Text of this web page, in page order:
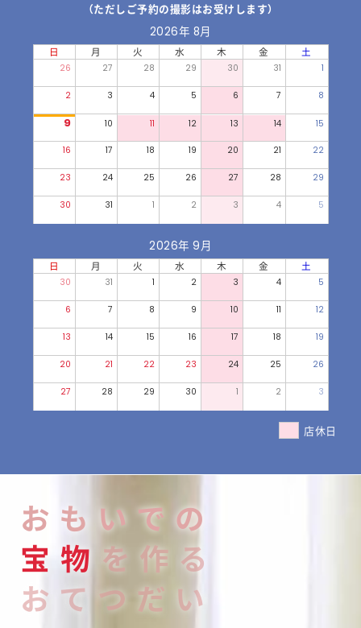
（ただしご予約の撮影はお受けします）
2026年 8月
日 月 火 水 木 金 土
26 27 28 29 30 31 1
2 3 4 5 6 7 8
9 10 11 12 13 14 15
16 17 18 19 20 21 22
23 24 25 26 27 28 29
30 31 1 2 3 4 5
2026年 9月
日 月 火 水 木 金 土
30 31 1 2 3 4 5
6 7 8 9 10 11 12
13 14 15 16 17 18 19
20 21 22 23 24 25 26
27 28 29 30 1 2 3
店休日
おもいでの
宝 物 を作る
おてつだい